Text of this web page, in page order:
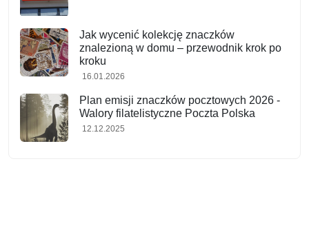
Jak wycenić kolekcję znaczków
znalezioną w domu – przewodnik krok po
kroku
16.01.2026
Plan emisji znaczków pocztowych 2026 -
Walory filatelistyczne Poczta Polska
12.12.2025